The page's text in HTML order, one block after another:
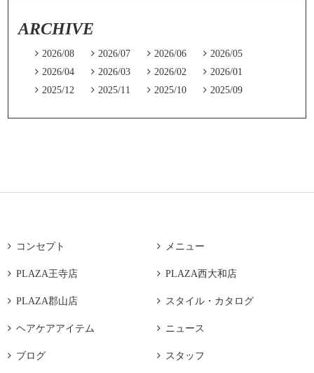
ARCHIVE
 2026/08  2026/07  2026/06  2026/05
 2026/04  2026/03  2026/02  2026/01
 2025/12  2025/11  2025/10  2025/09
 コンセプト  メニュー
 PLAZA王寺店  PLAZA西大和店
 PLAZA郡山店  スタイル・カタログ
 ヘアケアアイテム  ニュース
 ブログ  スタッフ